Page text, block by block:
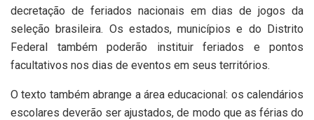
decretação de feriados nacionais em dias de jogos da
seleção brasileira. Os estados, municípios e do Distrito
Federal também poderão instituir feriados e pontos
facultativos nos dias de eventos em seus territórios.
O texto também abrange a área educacional: os calendários
escolares deverão ser ajustados, de modo que as férias do